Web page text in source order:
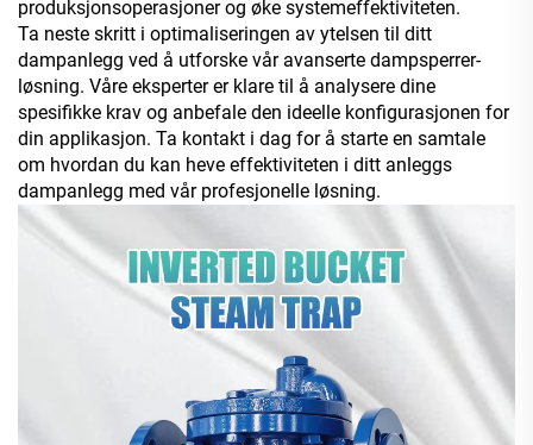
produksjonsoperasjoner og øke systemeffektiviteten.
Ta neste skritt i optimaliseringen av ytelsen til ditt
dampanlegg ved å utforske vår avanserte dampsperrer-
løsning. Våre eksperter er klare til å analysere dine
spesifikke krav og anbefale den ideelle konfigurasjonen for
din applikasjon. Ta kontakt i dag for å starte en samtale
om hvordan du kan heve effektiviteten i ditt anleggs
dampanlegg med vår profesjonelle løsning.